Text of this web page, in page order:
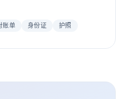
账单 身份证 护照